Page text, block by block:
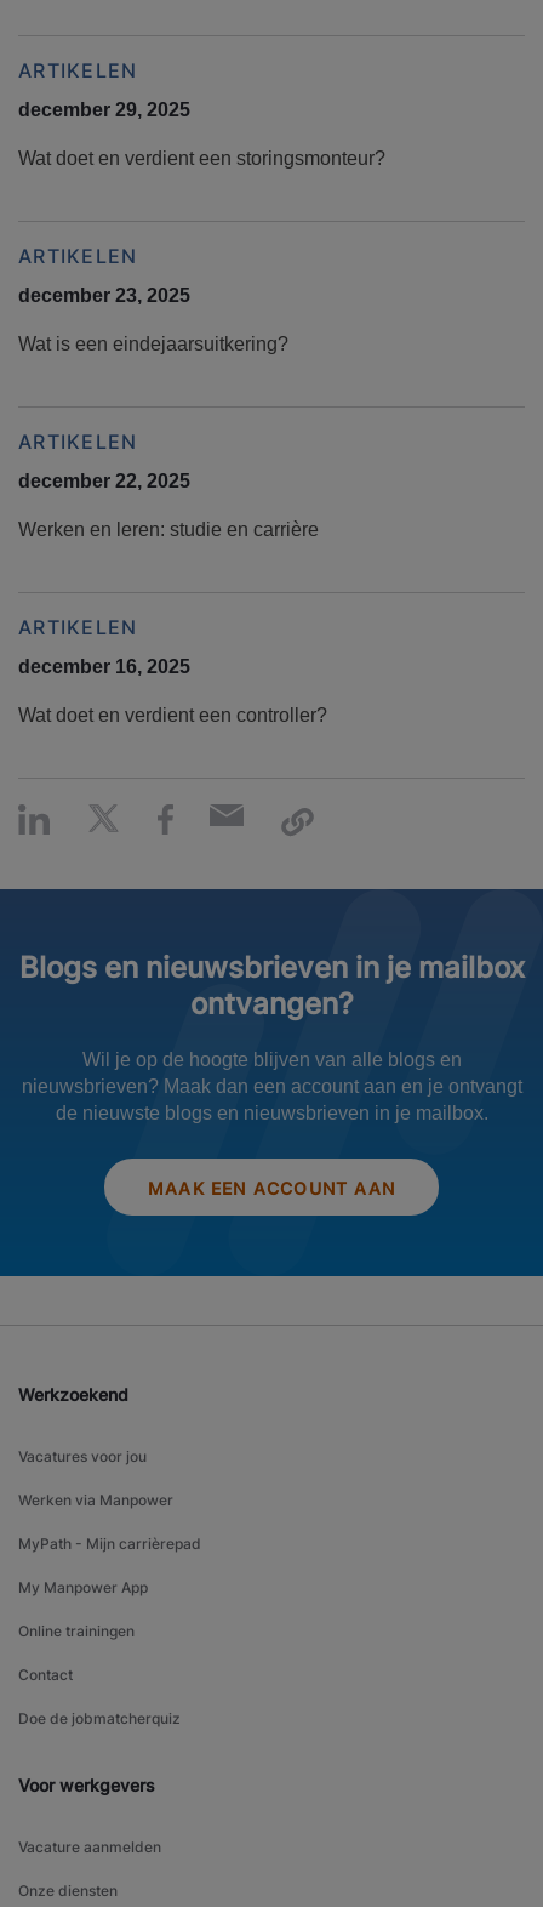
ARTIKELEN
december 29, 2025
Wat doet en verdient een storingsmonteur?
ARTIKELEN
december 23, 2025
Wat is een eindejaarsuitkering?
ARTIKELEN
december 22, 2025
Werken en leren: studie en carrière
ARTIKELEN
december 16, 2025
Wat doet en verdient een controller?
Blogs en nieuwsbrieven in je mailbox
ontvangen?
Wil je op de hoogte blijven van alle blogs en
nieuwsbrieven? Maak dan een account aan en je ontvangt
de nieuwste blogs en nieuwsbrieven in je mailbox.
MAAK EEN ACCOUNT AAN
Werkzoekend
Vacatures voor jou
Werken via Manpower
MyPath - Mijn carrièrepad
My Manpower App
Online trainingen
Contact
Doe de jobmatcherquiz
Voor werkgevers
Vacature aanmelden
Onze diensten